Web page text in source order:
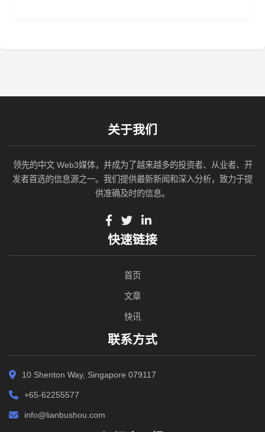
关于我们
领先的中文 Web3媒体，并成为了越来越多的投资者、从业者、开
发者首选的信息源之一。我们提供最新新闻和深入分析，致力于提
供准确及时的信息。
快速链接
首页
文章
快讯
联系方式
10 Shenton Way, Singapore 079117
+65-62255577
info@lianbushou.com